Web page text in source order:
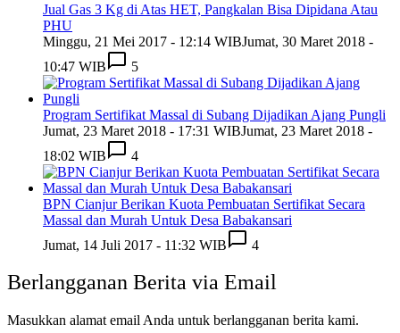
Jual Gas 3 Kg di Atas HET, Pangkalan Bisa Dipidana Atau
PHU
Minggu, 21 Mei 2017 - 12:14 WIBJumat, 30 Maret 2018 -
10:47 WIB
5
Program Sertifikat Massal di Subang Dijadikan Ajang Pungli
Jumat, 23 Maret 2018 - 17:31 WIBJumat, 23 Maret 2018 -
18:02 WIB
4
BPN Cianjur Berikan Kuota Pembuatan Sertifikat Secara
Massal dan Murah Untuk Desa Babakansari
Jumat, 14 Juli 2017 - 11:32 WIB
4
Berlangganan Berita via Email
Masukkan alamat email Anda untuk berlangganan berita kami.